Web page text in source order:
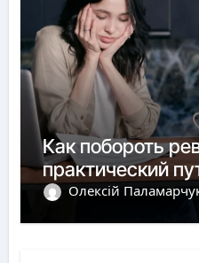
Как побороть
практический
Олексій